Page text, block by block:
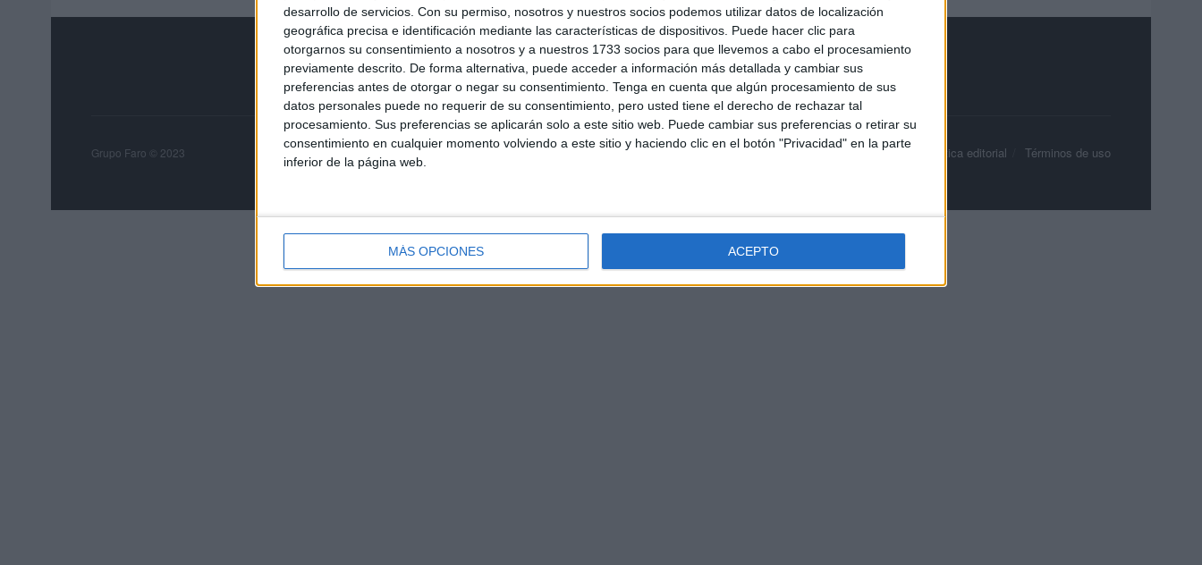
desarrollo de servicios. Con su permiso, nosotros y nuestros socios podemos utilizar datos de localización
geográfica precisa e identificación mediante las características de dispositivos. Puede hacer clic para
otorgarnos su consentimiento a nosotros y a nuestros 1733 socios para que llevemos a cabo el procesamiento
previamente descrito. De forma alternativa, puede acceder a información más detallada y cambiar sus
preferencias antes de otorgar o negar su consentimiento. Tenga en cuenta que algún procesamiento de sus
datos personales puede no requerir de su consentimiento, pero usted tiene el derecho de rechazar tal
procesamiento. Sus preferencias se aplicarán solo a este sitio web. Puede cambiar sus preferencias o retirar su
consentimiento en cualquier momento volviendo a este sitio y haciendo clic en el botón "Privacidad" en la parte
inferior de la página web.
MÁS OPCIONES ACEPTO
Grupo Faro Publicidad Contacto Aviso legal – Protección de datos Política de cookies Política de privacidad Política editorial Términos de uso
Grupo Faro © 2023